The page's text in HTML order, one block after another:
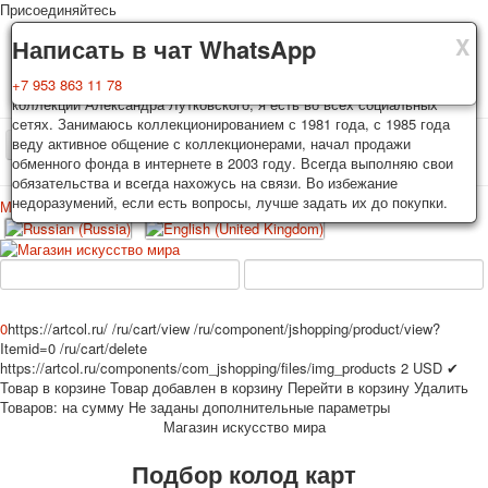
X
Доставка
Колоды, почтовые открытки тщательно упаковываются и
отправляются в течении 3-4 рабочих дней после оплаты.
Исключение: репринт под заказ, такие колоды карт отправляются в
течении 7-8 рабочих дней. Отправка осуществляется почтой России
с треком отслеживания. Цена пересылки зависит от веса и тарифов
почты на момент покупки. По желанию покупателя возможна
отправка СДЕК или другими транспортными компаниями.
X
Гарантия
Вы покупаете колоды игральных карт, почтовые открытки из частной
коллекции Александра Лутковского, я есть во всех социальных
сетях. Занимаюсь коллекционированием с 1981 года, с 1985 года
веду активное общение с коллекционерами, начал продажи
обменного фонда в интернете в 2003 году. Всегда выполняю свои
обязательства и всегда нахожусь на связи. Во избежание
недоразумений, если есть вопросы, лучше задать их до покупки.
X
Написать в чат WhatsApp
+7 953 863 11 78
Присоединяйтесь
TPL_PROTOSTAR_TOGGLE_MENU
Главная Игральные карты Открытки
Меню
Главная
Игральные карты
Эротические рисунки
Рекламные
Эротические фотоколоды
Пин-ап
Политические
Войти
0https://artcol.ru/ /ru/cart/view /ru/component/jshopping/product/view?
Itemid=0 /ru/cart/delete
https://artcol.ru/components/com_jshopping/files/img_products 2 USD ✔
Товар в корзине Товар добавлен в корзину Перейти в корзину Удалить
Товаров: на сумму Не заданы дополнительные параметры
Магазин искусство мира
Подбор колод карт